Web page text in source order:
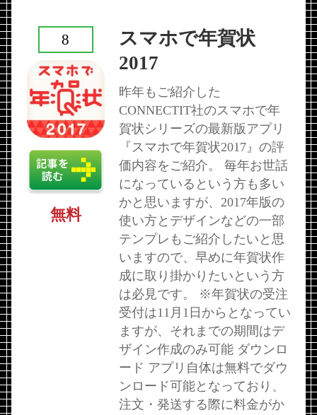
スマホで年賀状
2017
昨年もご紹介した
CONNECTIT社のスマホで年
賀状シリーズの最新版アプリ
『スマホで年賀状2017』の評
価内容をご紹介。 毎年お世話
になっているという方も多い
かと思いますが、2017年版の
使い方とデザインなどの一部
テンプレもご紹介したいと思
いますので、早めに年賀状作
成に取り掛かりたいという方
は必見です。 ※年賀状の受注
受付は11月1日からとなってい
ますが、それまでの期間はデ
ザイン作成のみ可能 ダウンロ
ード アプリ自体は無料でダウ
ンロード可能となっており、
注文・発送する際に料金がか
8
無料